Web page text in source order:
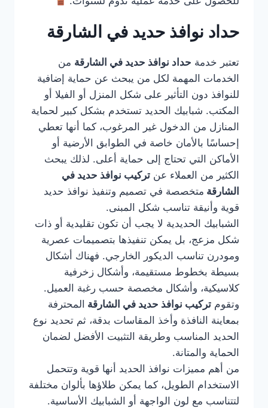
حداد نوافذ حديد في الشارقة
تعتبر خدمة حداد نوافذ حديد في الشارقة من
الخدمات المهمة لكل من يبحث عن حماية إضافية
للنوافذ دون التأثير على شكل المنزل أو الفيلا أو
المكتب. شبابيك الحديد تستخدم بشكل كبير لحماية
المنازل من الدخول غير المرغوب، كما أنها تعطي
إحساسًا بالأمان خاصة في الطوابق الأرضية أو
الأماكن التي تحتاج إلى حماية أعلى. لذلك يبحث
الكثير من العملاء عن تركيب نوافذ حديد في
الشارقة متخصصة في تصميم وتنفيذ نوافذ حديد
قوية وأنيقة تناسب شكل المبنى.
الشبابيك الحديدية لا يجب أن تكون تقليدية أو ذات
شكل مزعج، بل يمكن تنفيذها بتصميمات عصرية
ومودرن تناسب الديكور الخارجي. فهناك أشكال
بسيطة بخطوط مستقيمة، وأشكال زخرفية
كلاسيكية، وأشكال مخصصة حسب رغبة العميل.
وتقوم تركيب نوافذ حديد في الشارقة المحترفة
بمعاينة النافذة وأخذ المقاسات بدقة، ثم تحديد نوع
الحديد المناسب وطريقة التثبيت الأفضل لضمان
الحماية والمتانة.
من أهم مميزات نوافذ الحديد أنها قوية وتتحمل
الاستخدام الطويل، كما يمكن طلاؤها بألوان مختلفة
لتتناسب مع لون الواجهة أو الشبابيك الأساسية.